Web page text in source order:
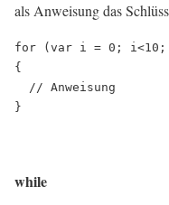
als Anweisung das
for (var i = 0; i<10;
{
  // Anweisung
while